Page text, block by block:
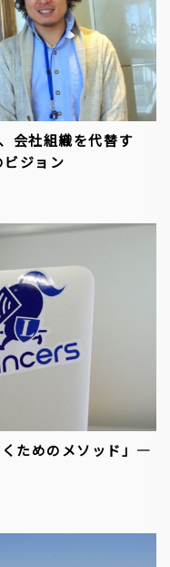
会社組織を代替す
ジョン
くためのメソッド」―